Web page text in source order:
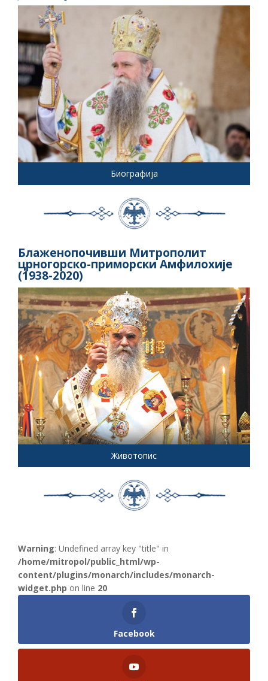
Биографија
Блаженопочивши Митрополит
црногорско-приморски Амфилохије
(1938-2020)
Животопис
Warning: Undefined array key "title" in
/home/mitropol/public_html/wp-
content/plugins/monarch/includes/monarch-
widget.php on line 20
Facebook